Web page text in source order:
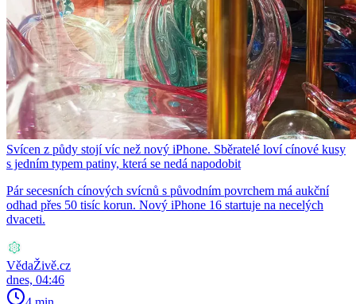
Svícen z půdy stojí víc než nový iPhone. Sběratelé loví cínové kusy
s jedním typem patiny, která se nedá napodobit
Pár secesních cínových svícnů s původním povrchem má aukční
odhad přes 50 tisíc korun. Nový iPhone 16 startuje na necelých
dvaceti.
VědaŽivě.cz
dnes, 04:46